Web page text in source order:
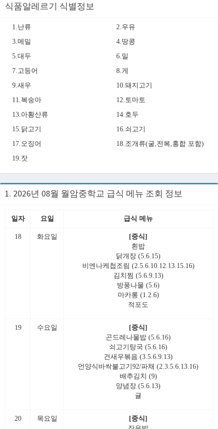
식품알레르기 식별정보
1.난류
2.우유
3.메밀
4.땅콩
5.대두
6.밀
7.고등어
8.게
9.새우
10.돼지고기
11.복숭아
12.토마토
13.아황산류
14.호두
15.닭고기
16.쇠고기
17.오징어
18.조개류(굴,전복,홍합 포함)
19.잣
1. 2026년 08월 월암중학교 급식 메뉴 조회 정보
일자 요일 급식 메뉴
18 화요일
[중식]
흰밥
닭개장 (5.6.15)
비엔나케첩조림 (2.5.6.10.12.13.15.16)
김치찜 (5.6.9.13)
방풍나물 (5.6)
마카롱 (1.2.6)
적포도
19 수요일
[중식]
곤드레나물밥 (5.6.16)
쇠고기탕국 (5.6.16)
건새우볶음 (3.5.6.9.13)
언양식바싹불고기92/파채 (2.3.5.6.13.16)
배추김치 (9)
양념장 (5.6.13)
귤
20 목요일
[중식]